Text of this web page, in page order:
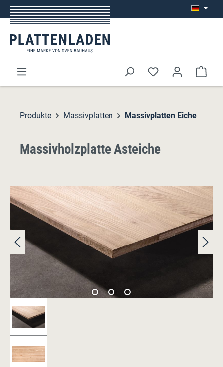
Zum Hauptinhalt springen
Produkte Massivplatten Massivplatten Eiche
Massivholzplatte Asteiche
Bildergalerie überspringen